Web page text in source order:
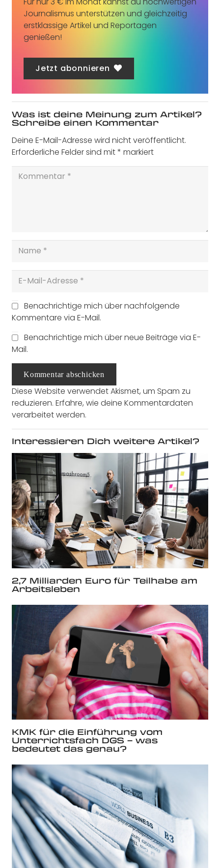
Journalismus unterstützen und gleichzeitig
erstklassige Artikel und Reportagen
genießen!
Jetzt abonnieren
Was ist deine Meinung zum Artikel?
Schreibe einen Kommentar
Deine E-Mail-Adresse wird nicht veröffentlicht.
Erforderliche Felder sind mit* markiert
Benachrichtige mich über nachfolgende
Kommentare via E-Mail.
Benachrichtige mich über neue Beiträge via E-
Mail.
Kommentar abschicken
Diese Website verwendet Akismet, um Spam zu
reduzieren. Erfahre, wie deine Kommentardaten
verarbeitet werden.
Interessieren Dich weitere Artikel?
2,7 Milliarden Euro für Teilhabe am
Arbeitsleben
KMK für die Einführung vom
Unterrichtsfach DGS – was
bedeutet das genau?